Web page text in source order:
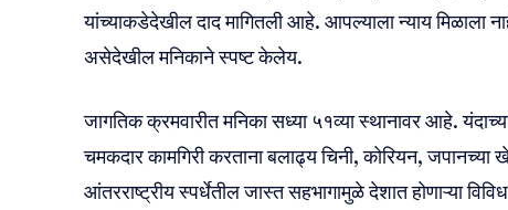
यांच्याकडेदेखील दाद मागितली आहे. आपल्याला न्याय मिळाला
असेदेखील‌ मनिकाने स्पष्ट केलेय.
जागतिक क्रमवारीत मनिका सध्या ५१व्या स्थानावर आहे.
चमकदार कामगिरी‌ करताना बलाढ्य चिनी, कोरियन,
आंतरराष्ट्रीय स्पर्धेतील जास्त सहभागामुळे देशात होणाऱ्या